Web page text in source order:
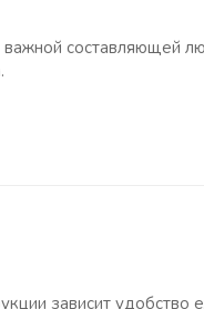
составляющей
зависит удобство